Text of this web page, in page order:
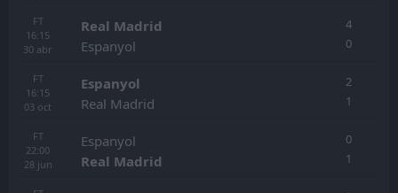
FT
16:15
30 abr
Real Madrid
Espanyol
4
0
FT
16:15
03 oct
Espanyol
Real Madrid
2
1
FT
22:00
28 jun
Espanyol
Real Madrid
0
1